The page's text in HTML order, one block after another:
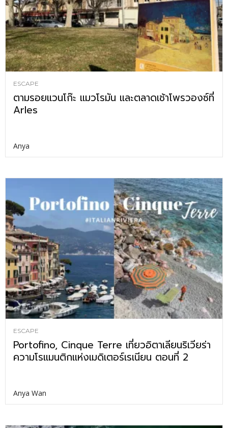
ESCAPE
ตามรอยแวนโก๊ะ แมวโรมัน และตลาดเช้าโพรวองซ์ที่
Arles
Anya
ESCAPE
Portofino, Cinque Terre เที่ยวอิตาเลียนริเวียร่า
ความโรแมนติกแห่งเมดิเตอร์เรเนียน ตอนที่ 2
Anya Wan